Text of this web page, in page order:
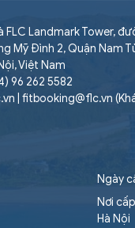
FLC Landmark Tower,
Mỹ Đình 2, Quận Nam
Việt Nam
96 262 5582
| fitbooking@flc.vn
Ngày
Nơi
Hà Nội